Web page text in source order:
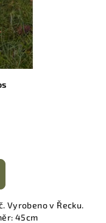
Vyrobeno v Řecku.
45cm